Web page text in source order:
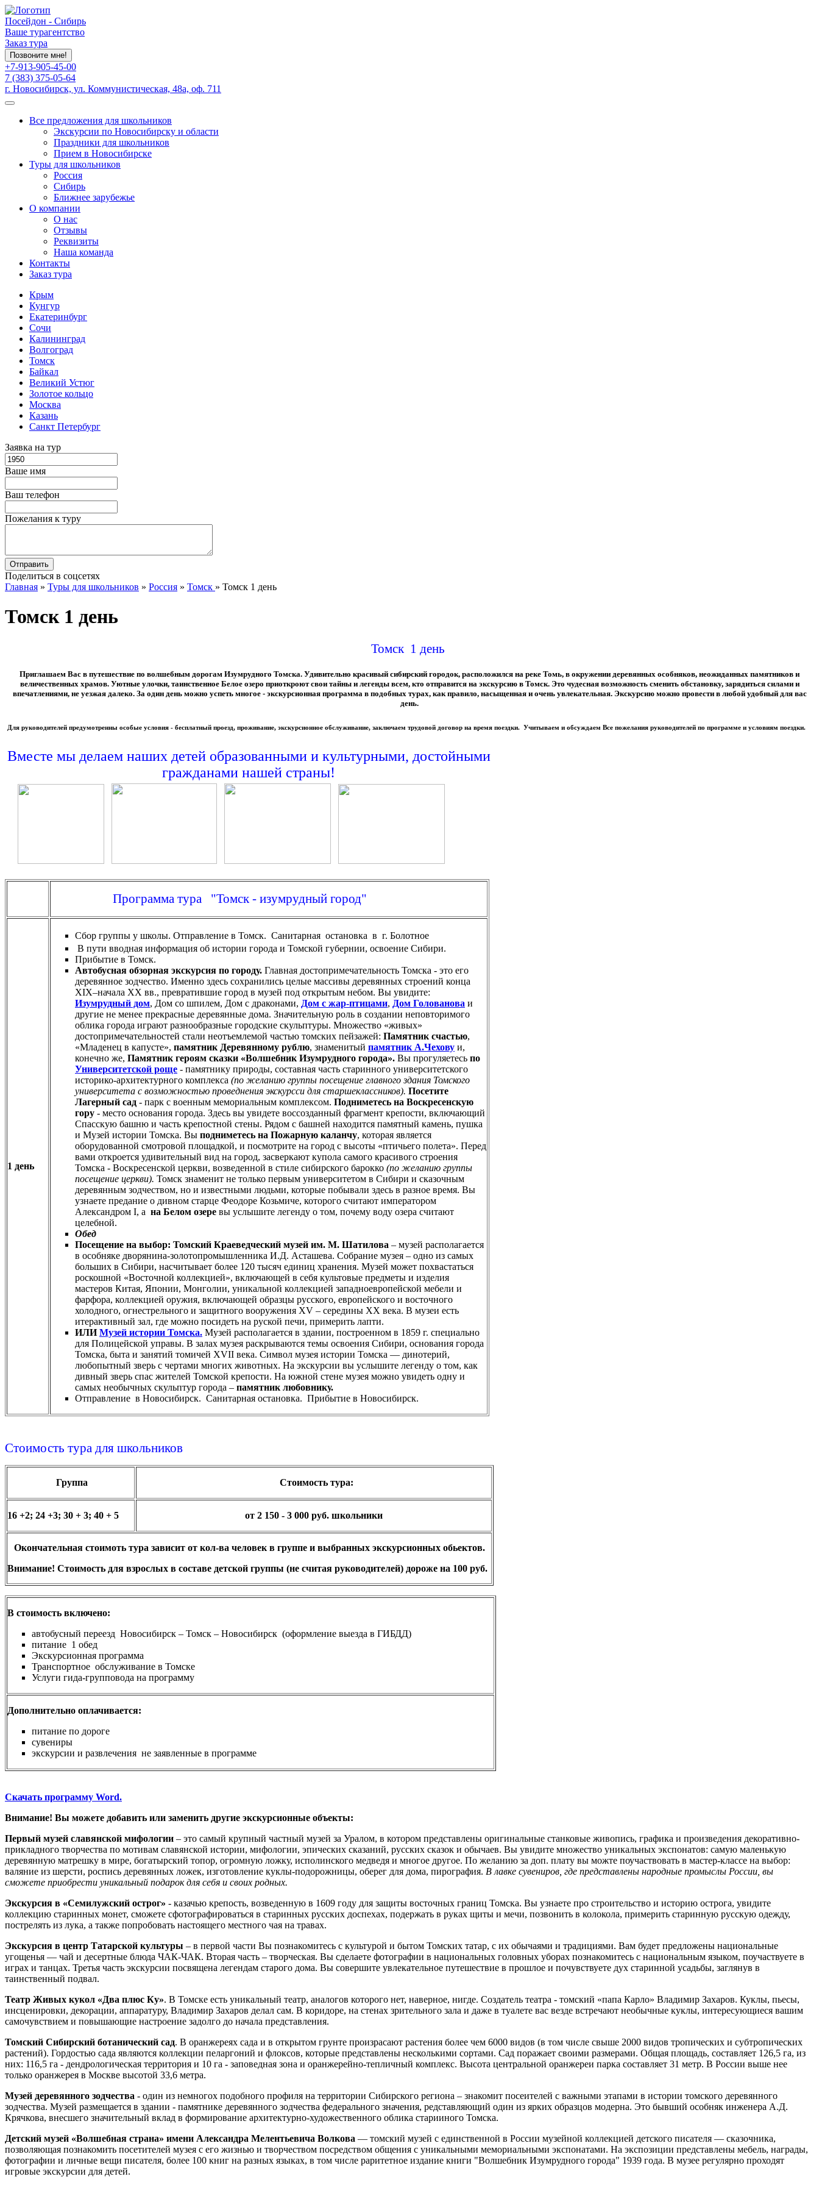
Посейдон - Сибирь
Ваше турагентство
Заказ тура
Позвоните мне!
+7-913-905-45-00
7 (383) 375-05-64
г. Новосибирск, ул. Коммунистическая, 48а, оф. 711
Все предложения для школьников
Экскурсии по Новосибирску и области
Праздники для школьников
Прием в Новосибирске
Туры для школьников
Россия
Сибирь
Ближнее зарубежье
О компании
О нас
Отзывы
Реквизиты
Наша команда
Контакты
Заказ тура
Крым
Кунгур
Екатеринбург
Сочи
Калининград
Волгоград
Томск
Байкал
Великий Устюг
Золотое кольцо
Москва
Казань
Санкт Петербург
Заявка на тур
Ваше имя
Ваш телефон
Пожелания к туру
Поделиться в соцсетях
Главная » Туры для школьников » Россия » Томск » Томск 1 день
Томск 1 день
Томск 1 день
Приглашаем Вас в путешествие по волшебным дорогам Изумрудного Томска. Удивительно красивый сибирский городок, расположился на реке Томь, в окружении деревянных особняков, неожиданных памятников и
величественных храмов. Уютные улочки, таинственное Белое озеро приоткроют свои тайны и легенды всем, кто отправится на экскурсию в Томск. Это чудесная возможность сменить обстановку, зарядиться силами и
впечатлениями, не уезжая далеко. За один день можно успеть многое - экскурсионная программа в подобных турах, как правило, насыщенная и очень увлекательная. Экскурсию можно провести в любой удобный для вас
день.
Для руководителей предумотренны особые условия - бесплатный проезд, проживание, экскурсионное обслуживание, заключаем трудовой договор на время поездки. Учитываем и обсуждаем Все пожелания руководителей по программе и условиям поездки.
Вместе мы делаем наших детей образованными и культурными, достойными
гражданами нашей страны!
Программа тура "Томск - изумрудный город"
1 день
Сбор группы у школы. Отправление в Томск. Санитарная остановка в г. Болотное
В пути вводная информация об истории города и Томской губернии, освоение Сибири.
Прибытие в Томск.
Автобусная обзорная экскурсия по городу. Главная достопримечательность Томска - это его
деревянное зодчество. Именно здесь сохранились целые массивы деревянных строений конца
XIX–начала XX вв., превратившие город в музей под открытым небом. Вы увидите:
Изумрудный дом, Дом со шпилем, Дом с драконами, Дом с жар-птицами, Дом Голованова и
другие не менее прекрасные деревянные дома. Значительную роль в создании неповторимого
облика города играют разнообразные городские скульптуры. Множество «живых»
достопримечательностей стали неотъемлемой частью томских пейзажей: Памятник счастью,
«Младенец в капусте», памятник Деревянному рублю, знаменитый памятник А.Чехову и,
конечно же, Памятник героям сказки «Волшебник Изумрудного города». Вы прогуляетесь по
Университетской роще - памятнику природы, составная часть старинного университетского
историко-архитектурного комплекса (по желанию группы посещение главного здания Томского
университета с возможностью проведнения экскурсси для старшеклассников). Посетите
Лагерный сад - парк с военным мемориальным комплексом. Подниметесь на Воскресенскую
гору - место основания города. Здесь вы увидете воссозданный фрагмент крепости, включающий
Спасскую башню и часть крепостной стены. Рядом с башней находится памятный камень, пушка
и Музей истории Томска. Вы подниметесь на Пожарную каланчу, которая является
оборудованной смотровой площадкой, и посмотрите на город с высоты «птичьего полета». Перед
вами откроется удивительный вид на город, засверкают купола самого красивого строения
Томска - Воскресенской церкви, возведенной в стиле сибирского барокко (по желанию группы
посещение церкви). Томск знаменит не только первым университетом в Сибири и сказочным
деревянным зодчеством, но и известными людьми, которые побывали здесь в разное время. Вы
узнаете предание о дивном старце Феодоре Козьмиче, которого считают императором
Александром I, а на Белом озере вы услышите легенду о том, почему воду озера считают
целебной.
Обед
Посещение на выбор: Томский Краеведческий музей им. М. Шатилова – музей располагается
в особняке дворянина-золотопромышленника И.Д. Асташева. Собрание музея – одно из самых
больших в Сибири, насчитывает более 120 тысяч единиц хранения. Музей может похвастаться
роскошной «Восточной коллекцией», включающей в себя культовые предметы и изделия
мастеров Китая, Японии, Монголии, уникальной коллекцией западноевропейской мебели и
фарфора, коллекцией оружия, включающей образцы русского, европейского и восточного
холодного, огнестрельного и защитного вооружения XV – середины XX века. В музеи есть
итерактивный зал, где можно посидеть на руской печи, примерить лапти.
ИЛИМузей истории Томска. Музей располагается в здании, построенном в 1859 г. специально
для Полицейской управы. В залах музея раскрываются темы освоения Сибири, основания города
Томска, быта и занятий томичей XVII века. Символ музея истории Томска — динотерий,
любопытный зверь с чертами многих животных. На экскурсии вы услышите легенду о том, как
дивный зверь спас жителей Томской крепости. На южной стене музея можно увидеть одну и
самых необычных скульптур города – памятник любовнику.
Отправление в Новосибирск. Санитарная остановка. Прибытие в Новосибирск.
Стоимость тура для школьников
Группа Стоимость тура:
16 +2; 24 +3; 30 + 3; 40 + 5 от 2 150 - 3 000 руб. школьники
Окончательная стоимоть тура зависит от кол-ва человек в группе и выбранных экскурсионных обьектов.
Внимание! Стоимость для взрослых в составе детской группы (не считая руководителей) дороже на 100 руб.
В стоимость включено:
автобусный переезд Новосибирск – Томск – Новосибирск (оформление выезда в ГИБДД)
питание 1 обед
Экскурсионная программа
Транспортное обслуживание в Томске
Услуги гида-групповода на программу
Дополнительно оплачивается:
питание по дороге
сувениры
экскурсии и развлечения не заявленные в программе
Скачать программу Word.
Внимание! Вы можете добавить или заменить другие экскурсионные объекты:
Первый музей славянской мифологии – это самый крупный частный музей за Уралом, в котором представлены оригинальные станковые живопись, графика и произведения декоративно-
прикладного творчества по мотивам славянской истории, мифологии, эпических сказаний, русских сказок и обычаев. Вы увидите множество уникальных экспонатов: самую маленькую
деревянную матрешку в мире, богатырский топор, огромную ложку, исполинского медведя и многое другое. По желанию за доп. плату вы можте поучаствовать в мастер-классе на выбор:
валяние из шерсти, роспись деревянных ложек, изготовление куклы-подорожницы, оберег для дома, пирография. В лавке сувениров, где представлены народные промыслы России, вы
сможете приобрести уникальный подарок для себя и своих родных.
Экскурсия в «Семилужский острог» - казачью крепость, возведенную в 1609 году для защиты восточных границ Томска. Вы узнаете про строительство и историю острога, увидите
коллекцию старинных монет, сможете сфотографироваться в старинных русских доспехах, подержать в руках щиты и мечи, позвонить в колокола, примерить старинную русскую одежду,
пострелять из лука, а также попробовать настоящего местного чая на травах.
Экскурсия в центр Татарской культуры – в первой части Вы познакомитесь с культурой и бытом Томских татар, с их обычаями и традициями. Вам будет предложены национальные
угощенья — чай и десертные блюда ЧАК-ЧАК. Вторая часть – творческая. Вы сделаете фотографии в национальных головных уборах познакомитесь с национальным языком, поучаствуете в
играх и танцах. Третья часть экскурсии посвящена легендам старого дома. Вы совершите увлекательное путешествие в прошлое и почувствуете дух старинной усадьбы, заглянув в
таинственный подвал.
Театр Живых кукол «Два плюс Ку». В Томске есть уникальный театр, аналогов которого нет, наверное, нигде. Создатель театра - томский «папа Карло» Владимир Захаров. Куклы, пьесы,
инсценировки, декорации, аппаратуру, Владимир Захаров делал сам. В коридоре, на стенах зрительного зала и даже в туалете вас везде встречают необычные куклы, интересующиеся вашим
самочувствием и повышающие настроение задолго до начала представления.
Томский Сибирский ботанический сад. В оранжереях сада и в открытом грунте произрасают растения более чем 6000 видов (в том числе свыше 2000 видов тропических и субтропических
растений). Гордостью сада являются коллекции пеларгоний и флоксов, которые представлены несколькими сортами. Сад поражает своими размерами. Общая площадь, составляет 126,5 га, из
них: 116,5 га - дендрологическая территория и 10 га - заповедная зона и оранжерейно-тепличный комплекс. Высота центральной оранжереи парка составляет 31 метр. В России выше нее
только оранжерея в Москве высотой 33,6 метра.
Музей деревянного зодчества - один из немногох подобного профиля на территории Сибирского региона – знакомит посеителей с важными этапами в истории томского деревянного
зодчества. Музей размещается в здании - памятнике деревянного зодчества федерального значения, редставляющий один из ярких образцов модерна. Это бывший особняк инженера А.Д.
Крячкова, внесшего значительный вклад в формирование архитектурно-художественного облика старииного Томска.
Детский музей «Волшебная страна» имени Александра Мелентьевича Волкова — томский музей с единственной в России музейной коллекцией детского писателя — сказочника,
позволяющая познакомить посетителей музея с его жизнью и творчеством посредством общения с уникальными мемориальными экспонатами. На экспозиции представлены мебель, награды,
фотографии и личные вещи писателя, более 100 книг на разных языках, в том числе раритетное издание книги "Волшебник Изумрудного города" 1939 года. В музее регулярно проходят
игровые экскурсии для детей.